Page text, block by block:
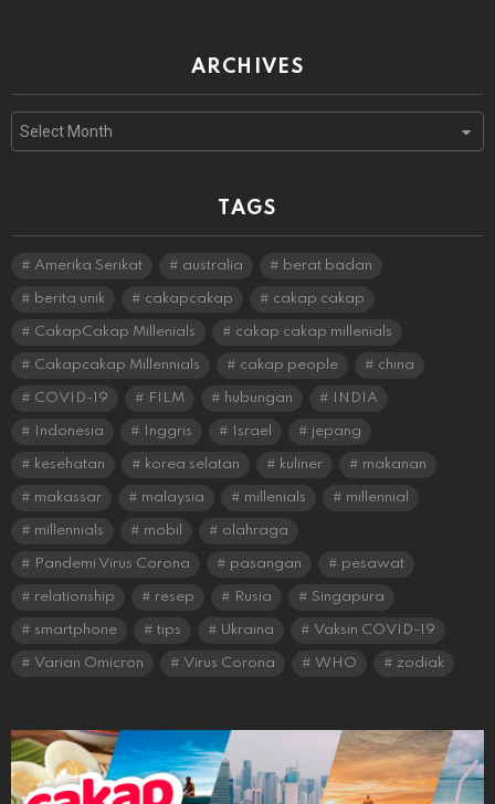
ARCHIVES
TAGS
Amerika Serikat australia berat badan
berita unik cakapcakap cakap cakap
CakapCakap Millenials cakap cakap millenials
Cakapcakap Millennials cakap people china
COVID-19 FILM hubungan INDIA
Indonesia Inggris Israel jepang
kesehatan korea selatan kuliner makanan
makassar malaysia millenials millennial
millennials mobil olahraga
Pandemi Virus Corona pasangan pesawat
relationship resep Rusia Singapura
smartphone tips Ukraina Vaksin COVID-19
Varian Omicron Virus Corona WHO zodiak